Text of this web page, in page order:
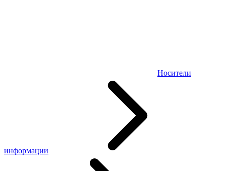
Носители
информации